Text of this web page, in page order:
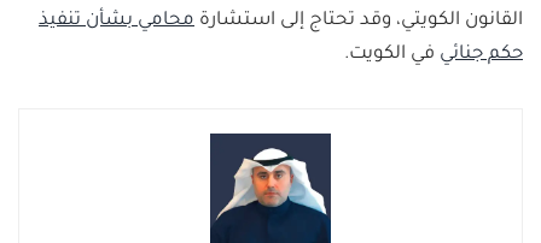
القانون الكويتي، وقد تحتاج إلى استشارة محامي بشأن تنفيذ
حكم جنائي في الكويت.